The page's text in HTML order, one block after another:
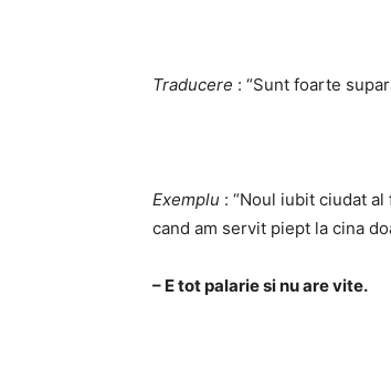
Traducere : “Sunt foarte
Exemplu : “Noul iubit ciudat
cand am servit piept la cina
– E tot palarie si nu are vite.